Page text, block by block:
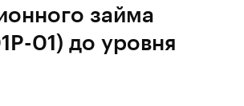
займа
01) до уровня